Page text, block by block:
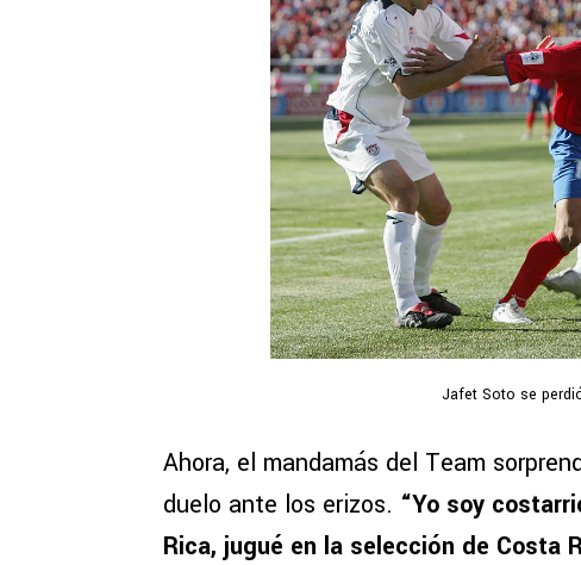
Jafet Soto se
Ahora, el mandamás del Team
duelo ante los erizos. “Yo soy
Rica, jugué en la selección de Costa